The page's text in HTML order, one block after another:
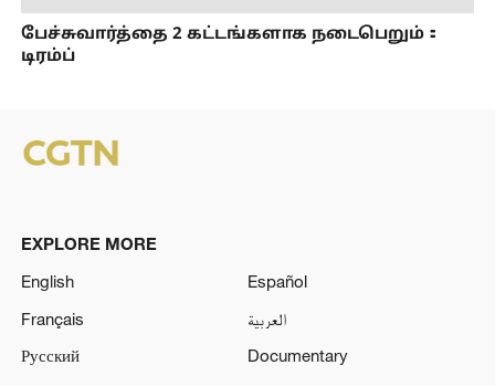
பேச்சுவார்த்தை 2 கட்டங்களாக நடைபெறும்：
டிரம்ப்
EXPLORE MORE
English
Español
Français
العربية
Русский
Documentary